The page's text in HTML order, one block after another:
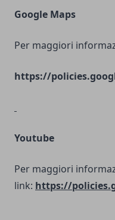
Google Maps
Per maggiori
https://
Youtube
Per maggiori
link: https://